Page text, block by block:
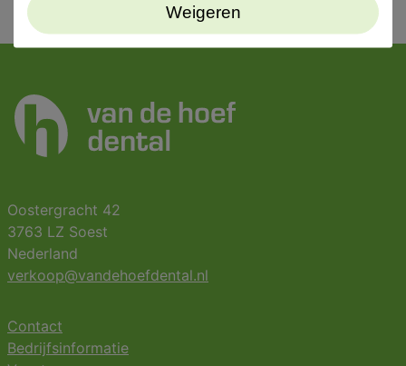
Oostergracht 42
3763 LZ Soest
Nederland
verkoop@vandehoefdental.nl
Contact
Bedrijfsinformatie
Weigeren